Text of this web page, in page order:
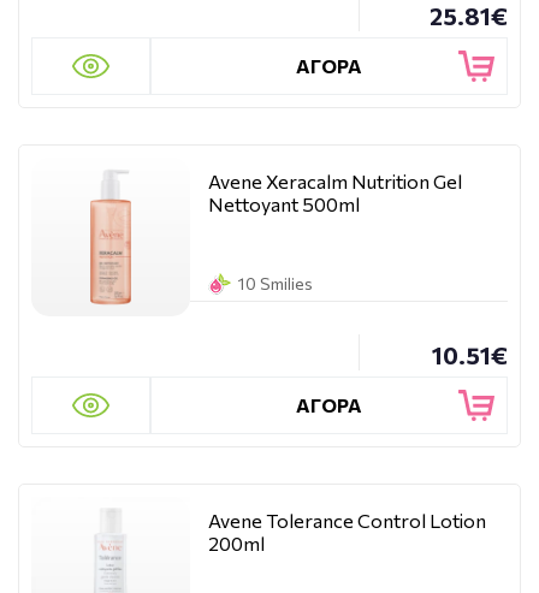
25.81€
ΑΓΟΡΑ
Avene Xeracalm Nutrition Gel
Nettoyant 500ml
10 Smilies
10.51€
ΑΓΟΡΑ
Avene Tolerance Control Lotion
200ml